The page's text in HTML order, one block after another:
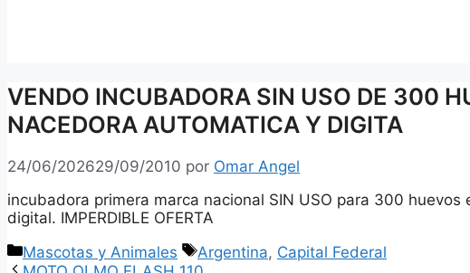
VENDO INCUBADORA SIN USO DE 300
NACEDORA AUTOMATICA Y DIGITA
24/06/202629/09/2010 por Omar Angel
incubadora primera marca nacional SIN USO para 300 huevos
digital. IMPERDIBLE OFERTA
Categorías
Mascotas y Animales Etiquetas
Argentina, Capital Federal